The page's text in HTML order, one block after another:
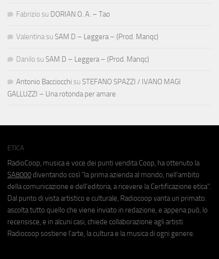
Fabrizio su DORIAN O. A. – Tao
Valentina su SAM D – Leggera – (Prod. Manqc)
Danilo su SAM D – Leggera – (Prod. Manqc)
Antonio Bacciocchi su STEFANO SPAZZI / IVANO MAGI
GALLUZZI – Una rotonda per amare
ETICA
RadioCoop, musica e voce dei punti vendita Coop, ha ottenuto la
SA8000 diventando così "la prima azienda al mondo, nell'ambito
della comunicazione e dell'editoria, a ricevere la Certificazione etica".
Dal punto di vista artistico e culturale, Radiocoop vanta un primato:
ascolta tutto quello che viene inviato in redazione, e appena può, lo
recensisce, e in alcuni casi, chiede collaborazione agli artisti.
Radiocoop sostiene l'arte, la cultura e la musica di ogni genere.